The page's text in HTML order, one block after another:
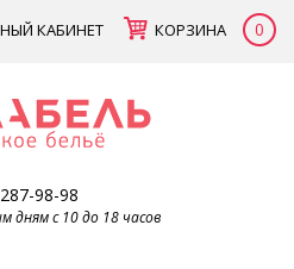
КАБИНЕТ КОРЗИНА 0
98-98
дням с 10 до 18 часов